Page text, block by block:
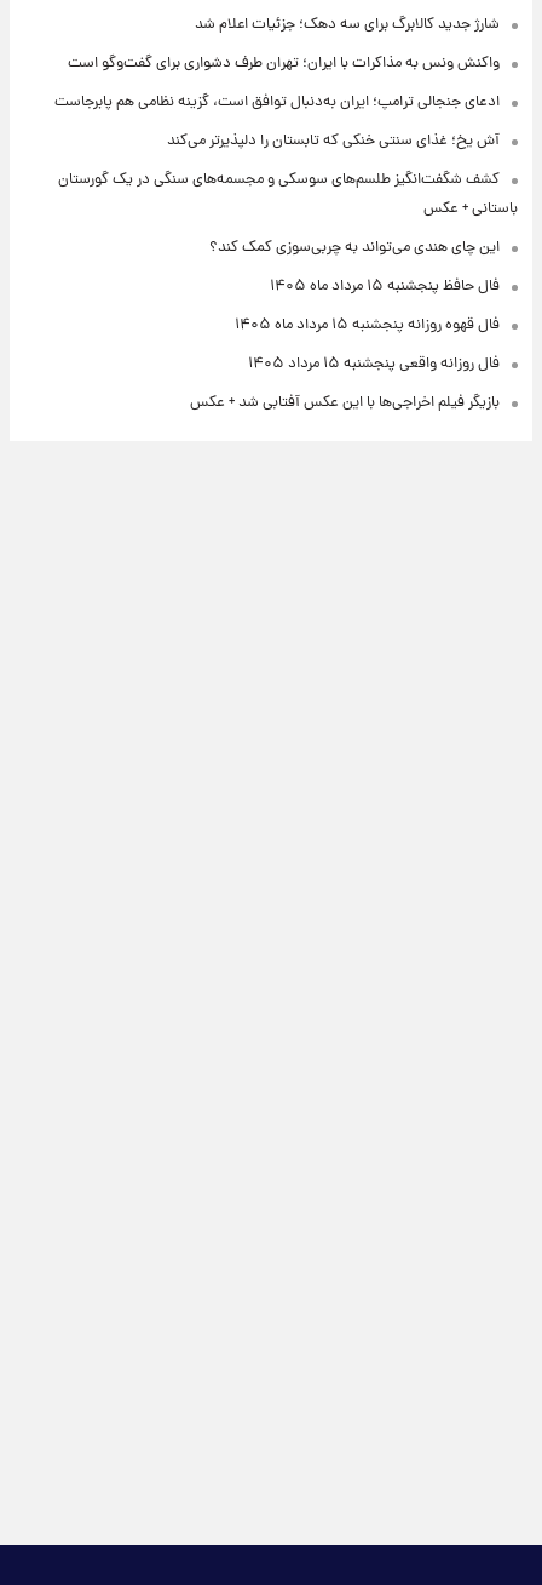
شارژ جدید کالابرگ برای سه دهک؛ جزئیات اعلام شد
واکنش ونس به مذاکرات با ایران؛ تهران طرف دشواری برای گفت‌وگو است
ادعای جنجالی ترامپ؛ ایران به‌دنبال توافق است، گزینه نظامی هم پابرجاست
آش یخ؛ غذای سنتی خنکی که تابستان را دلپذیرتر می‌کند
کشف شگفت‌انگیز طلسم‌های سوسکی و مجسمه‌های سنگی در یک گورستان
باستانی + عکس
این چای هندی می‌تواند به چربی‌سوزی کمک کند؟
فال حافظ پنجشنبه ۱۵ مرداد ماه ۱۴۰۵
فال قهوه روزانه پنجشنبه ۱۵ مرداد ماه ۱۴۰۵
فال روزانه واقعی پنجشنبه ۱۵ مرداد ۱۴۰۵
بازیگر فیلم اخراجی‌ها با این عکس آفتابی شد + عکس